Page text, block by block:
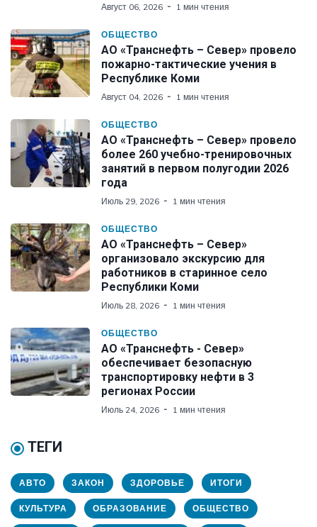
Август 06, 2026 1 мин чтения
ОБЩЕСТВО
АО «Транснефть – Север» провело
пожарно-тактические учения в
Республике Коми
Август 04, 2026 1 мин чтения
ОБЩЕСТВО
АО «Транснефть – Север» провело
более 260 учебно-тренировочных
занятий в первом полугодии 2026
года
Июль 29, 2026 1 мин чтения
ОБЩЕСТВО
АО «Транснефть – Север»
организовало экскурсию для
работников в старинное село
Республики Коми
Июль 28, 2026 1 мин чтения
ОБЩЕСТВО
АО «Транснефть - Север»
обеспечивает безопасную
транспортировку нефти в 3
регионах России
Июль 24, 2026 1 мин чтения
ТЕГИ
АВТО ЗАКОН ЗДОРОВЬЕ ИТОГИ
КУЛЬТУРА ОБРАЗОВАНИЕ ОБЩЕСТВО